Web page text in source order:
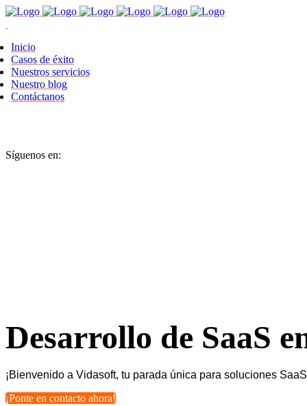
Inicio
Casos de éxito
Nuestros servicios
Nuestro blog
Contáctanos
Síguenos en:
Desarrollo de SaaS
¡Bienvenido a Vidasoft, tu parada única para soluciones
¡Ponte en contacto ahora!